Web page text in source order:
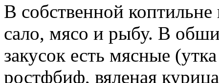
В собственной
сало, мясо и рыбу. В
закусок есть мясные
ростфбиф, вяленая